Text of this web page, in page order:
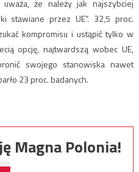
że należy jak najszybciej
stawiane przez UE”. 32,5 proc.
kompromisu i ustąpić tylko w
opcję, najtwardszą wobec UE,
swojego stanowiska nawet
23 proc. badanych.
Magna Polonia!